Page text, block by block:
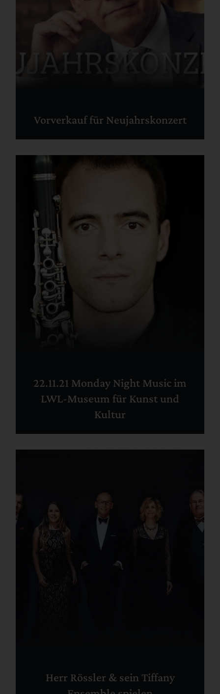
Vorverkauf für Neujahrskonzert
22.11.21 Monday Night Music im
LWL-Museum für Kunst und
Kultur
Herr Rössler & sein Tiffany